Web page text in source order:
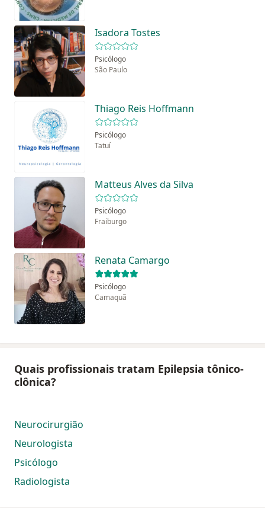
Isadora Tostes
Psicólogo
São Paulo
Thiago Reis Hoffmann
Psicólogo
Tatuí
Matteus Alves da Silva
Psicólogo
Fraiburgo
Renata Camargo
Psicólogo
Camaquã
Quais profissionais tratam Epilepsia tônico-
clônica?
Neurocirurgião
Neurologista
Psicólogo
Radiologista